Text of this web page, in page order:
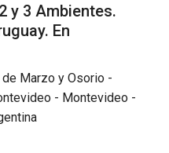
y 3 Ambientes.
En
Marzo y Osorio -
- Montevideo -